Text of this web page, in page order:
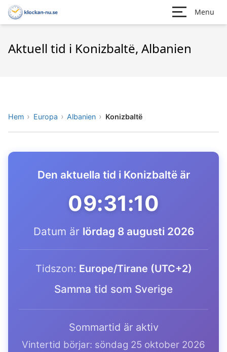
Menu
Aktuell tid i Konizbaltë, Albanien
Hem Europa Albanien Konizbaltë
Den aktuella tid i Konizbaltë är
09:31:10
Datum är lördag 8 augusti 2026
Tidszon: Europe/Tirane (UTC+2)
Samma tid som Sverige
Sommartid är aktiv
Vintertid börjar: söndag 25 oktober 2026